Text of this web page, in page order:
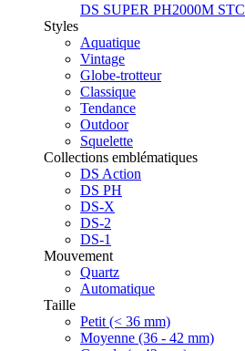
DS SUPER PH2000M STC
Styles
Aquatique
Vintage
Globe-trotteur
Classique
Tendance
Outdoor
Squelette
Collections emblématiques
DS Action
DS PH
DS-X
DS-2
DS-1
Mouvement
Quartz
Automatique
Taille
Petit (< 36 mm)
Moyenne (36 - 42 mm)